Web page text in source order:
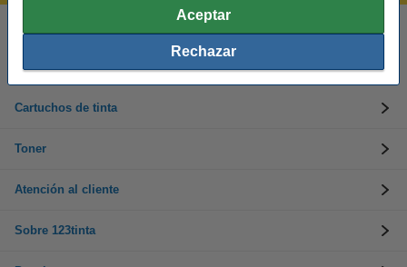
Aceptar
Rechazar
En días laborables de 09:00 a 20:00.
Cartuchos de tinta
Toner
Atención al cliente
Sobre 123tinta